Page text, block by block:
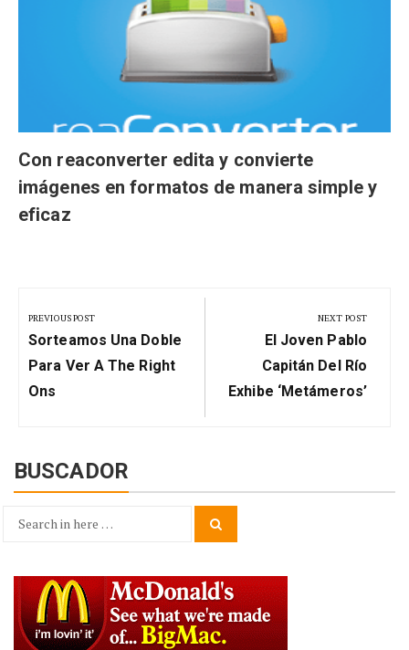
Con reaconverter edita y convierte
imágenes en formatos de manera simple y
eficaz
de
entradas
PREVIOUS POST
Previous
Post:
Sorteamos Una Doble
Para Ver A The Right
Ons
NEXT POST
Next
Post:
El Joven Pablo
Capitán Del Río
Exhibe ‘Metámeros’
BUSCADOR
Search